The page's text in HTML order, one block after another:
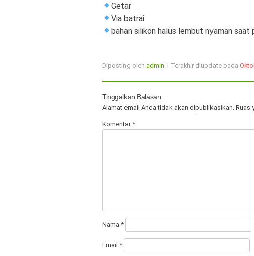
Getar
Via batrai
bahan silikon halus lembut nyaman
Diposting oleh admin . | Terakhir diupdate pada
Tinggalkan Balasan
Alamat email Anda tidak akan dipublikasikan. Ruas
Komentar*
Nama *
Email *